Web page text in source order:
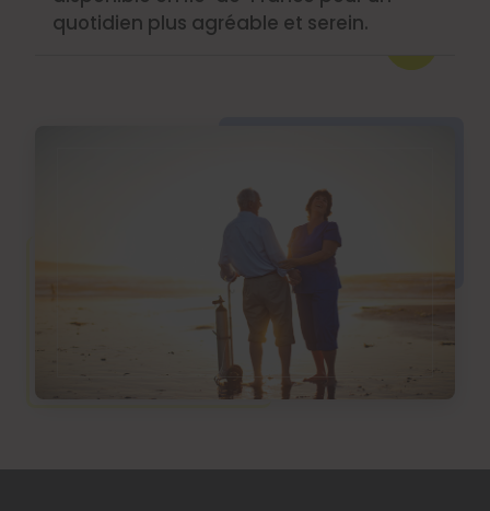
quotidien plus agréable et serein.